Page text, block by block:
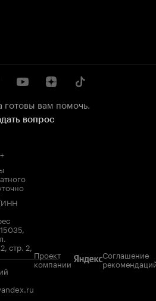
вам помочь.
вопрос
стр. 2,
Проект
компании
Соглашение